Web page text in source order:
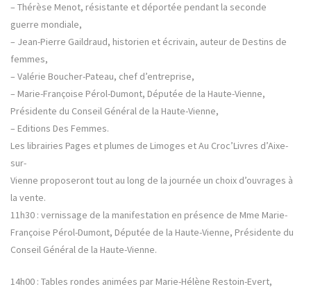
– Thérèse Menot, résistante et déportée pendant la seconde
guerre mondiale,
– Jean-Pierre Gaildraud, historien et écrivain, auteur de Destins de
femmes,
– Valérie Boucher-Pateau, chef d’entreprise,
– Marie-Françoise Pérol-Dumont, Députée de la Haute-Vienne,
Présidente du Conseil Général de la Haute-Vienne,
– Editions Des Femmes.
Les librairies Pages et plumes de Limoges et Au Croc’Livres d’Aixe-
sur-
Vienne proposeront tout au long de la journée un choix d’ouvrages à
la vente.
11h30 : vernissage de la manifestation en présence de Mme Marie-
Françoise Pérol-Dumont, Députée de la Haute-Vienne, Présidente du
Conseil Général de la Haute-Vienne.
14h00 : Tables rondes animées par Marie-Hélène Restoin-Evert,